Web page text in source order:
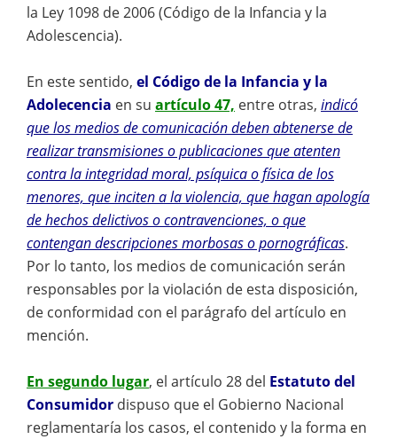
la Ley 1098 de 2006 (Código de la Infancia y la
Adolescencia).
En este sentido, el Código de la Infancia y la
Adolecencia en su artículo 47, entre otras, indicó
que los medios de comunicación deben abtenerse de
realizar transmisiones o publicaciones que atenten
contra la integridad moral, psíquica o física de los
menores, que inciten a la violencia, que hagan apología
de hechos delictivos o contravenciones, o que
contengan descripciones morbosas o pornográficas.
Por lo tanto, los medios de comunicación serán
responsables por la violación de esta disposición,
de conformidad con el parágrafo del artículo en
mención.
En segundo lugar, el artículo 28 del Estatuto del
Consumidor dispuso que el Gobierno Nacional
reglamentaría los casos, el contenido y la forma en